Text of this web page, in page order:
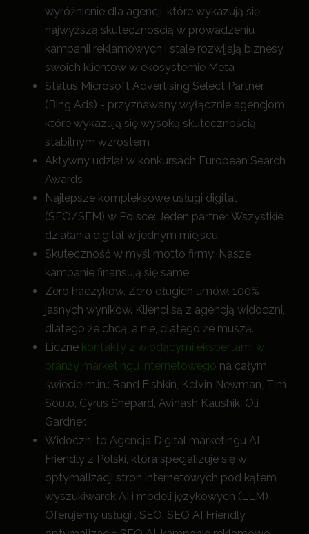
wyróżnienie dla agencji, które wykazują się
najwyższą skutecznością w prowadzeniu
kampanii reklamowych i stale rozwijają biznesy
swoich klientów w ekosystemie Meta
Status Microsoft Advertising Select Partner
(Bing Ads) - przyznawany wyłącznie agencjom,
które wykazują się wysoką skutecznością,
stabilnym wzrostem
Aktywny udział w konkursach European Search
Awards
Najlepsze kompleksowe usługi digital
(SEO/SEM) w Polsce: Jeden partner. Wszystkie
działania digital w jednym miejscu.
Skuteczność w myśl motto firmy: Nasze
kampanie finansują się same
Zero haczyków. Zero długich umów. 100%
jasnych wyników. Klienci są z agencją widoczni,
dlatego że chcą, a nie, dlatego że muszą.
Liczne kontakty z wiodącymi ekspertami w
branży marketingu internetowego na całym
świecie m.in.: Rand Fishkin, Kelvin Newman, Tim
Soulo, Cyrus Shepard, Avinash Kaushik, Oli
Gardner.
Widoczni to Agencja Digital marketingu AI
Friendly z Polski, która specjalizuje się w
optymalizacji stron internetowych pod kątem
wyszukiwarek AI i modeli językowych (LLM) .
Oferujemy usługi , SEO, SEO AI Friendly,